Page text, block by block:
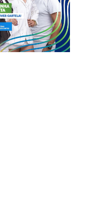
comentários sobre o
dentro do